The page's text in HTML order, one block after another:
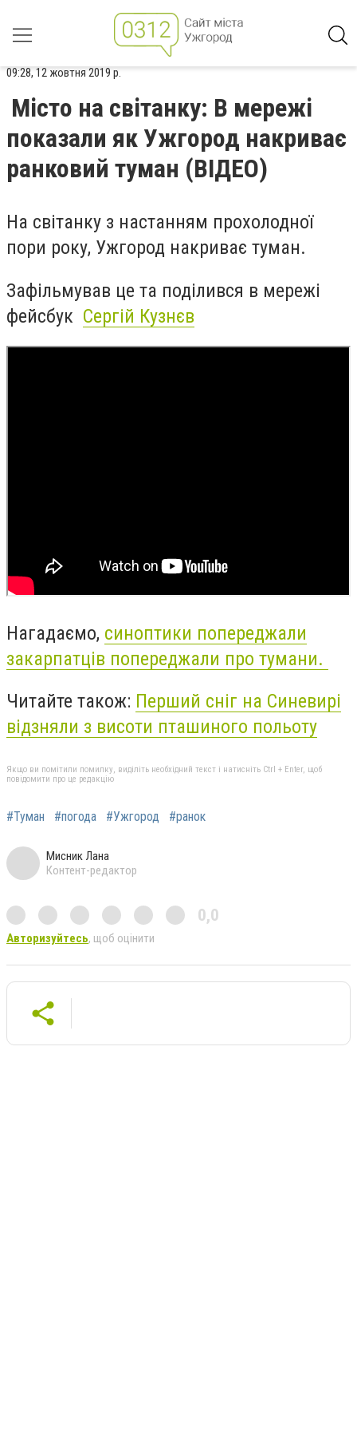
09:28, 12 жовтня 2019 р.
Місто на світанку: В мережі
показали як Ужгород накриває
ранковий туман (ВІДЕО)
На світанку з настанням прохолодної
пори року, Ужгород накриває туман.
Зафільмував це та поділився в мережі
фейсбук Сергій Кузнєв
Нагадаємо, синоптики попереджали
закарпатців попереджали про тумани.
Читайте також: Перший сніг на Синевирі
відзняли з висоти пташиного польоту
Якщо ви помітили помилку, виділіть необхідний текст і натисніть Ctrl + Enter, щоб
повідомити про це редакцію
#Туман #погода #Ужгород #ранок
Мисник Лана
Контент-редактор
0,0
Авторизуйтесь, щоб оцінити